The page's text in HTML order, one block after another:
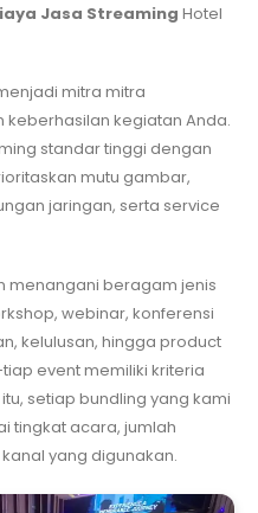
Jasa Streaming Hotel
mitra mitra
kegiatan Anda.
standar tinggi dengan
mutu gambar,
jaringan, serta service
menangani beragam jenis
webinar, konferensi
kelulusan, hingga product
event memiliki kriteria
setiap bundling yang kami
tingkat acara, jumlah
yang digunakan.